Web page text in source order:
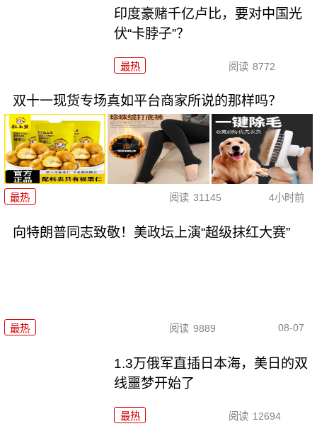
印度豪赌千亿卢比，要对中国光
伏“卡脖子”？
最热 阅读 8772
双十一现货专场真如平台商家所说的那样吗？
最热 阅读 31145 4小时前
向特朗普同志致敬！美政坛上演“超级抹红大赛”
最热 阅读 9889 08-07
1.3万俄军直插日本海，美日的双
线噩梦开始了
最热 阅读 12694